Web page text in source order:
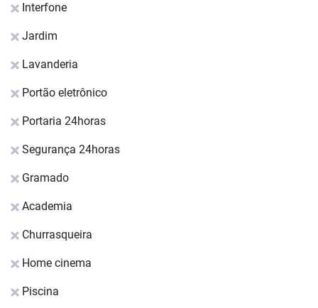
Interfone
Jardim
Lavanderia
Portão eletrônico
Portaria 24horas
Segurança 24horas
Gramado
Academia
Churrasqueira
Home cinema
Piscina